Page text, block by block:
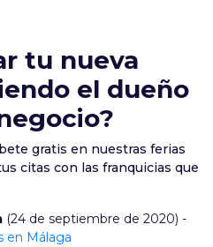
tu nueva
el dueño
gratis en nuestras ferias
citas con las franquicias que
(24 de septiembre de 2020) -
en Málaga